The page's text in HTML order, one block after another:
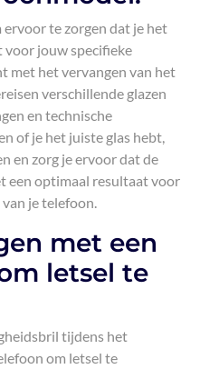
ervoor te zorgen dat je het
voor jouw specifieke
met het vervangen van het
verschillende glazen
en technische
of je het juiste glas hebt,
en zorg je ervoor dat de
een optimaal resultaat voor
je telefoon.
met een
letsel te
tijdens het
om letsel te